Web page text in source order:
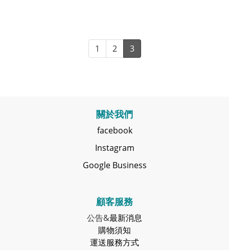
1 2 3
關於我們
facebook
Instagram
Google Business
顧客服務
公告&最新消息
購物須知
運送服務方式